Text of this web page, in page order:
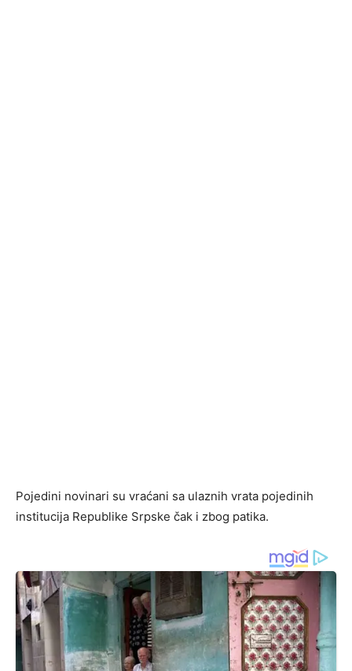
Pojedini novinari su vraćani sa ulaznih vrata pojedinih
institucija Republike Srpske čak i zbog patika.